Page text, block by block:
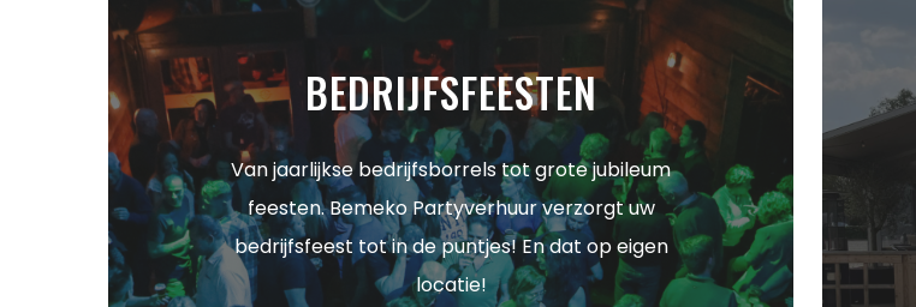
BEDRIJFSFEESTEN
Van jaarlijkse bedrijfsborrels tot grote jubileum
feesten. Bemeko Partyverhuur verzorgt uw
bedrijfsfeest tot in de puntjes! En dat op eigen
locatie!